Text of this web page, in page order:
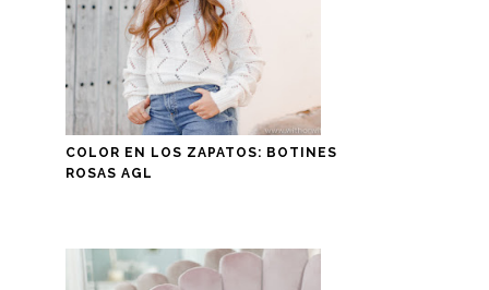
COLOR EN LOS ZAPATOS: BOTINES
ROSAS AGL